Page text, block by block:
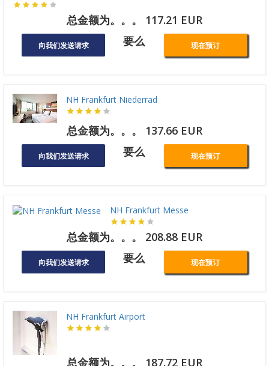
总金额为。。。 117.21 EUR
向我们发送请求 要么 现在预订
NH Frankfurt Niederrad
总金额为。。。 137.66 EUR
向我们发送请求 要么 现在预订
NH Frankfurt Messe
总金额为。。。 208.88 EUR
向我们发送请求 要么 现在预订
NH Frankfurt Airport
总金额为。。。 187.72 EUR